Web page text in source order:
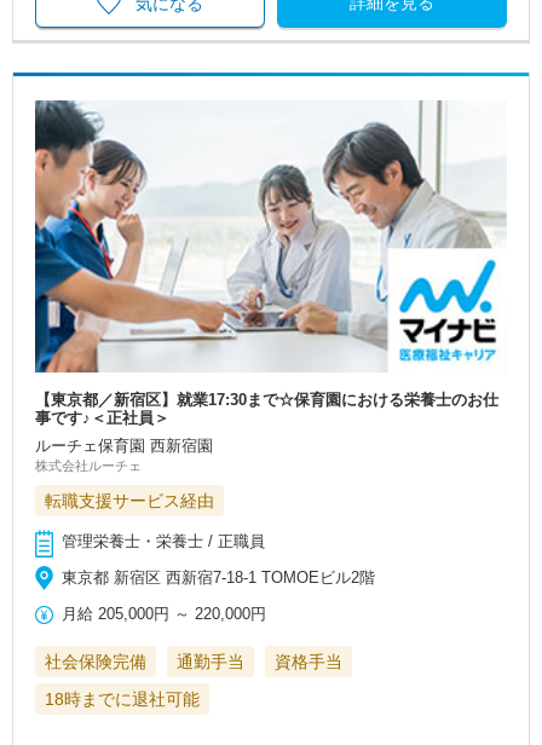
気になる
【東京都／新宿区】就業17:30まで☆保育園における栄養士のお仕
事です♪＜正社員＞
ルーチェ保育園 西新宿園
株式会社ルーチェ
転職支援サービス経由
管理栄養士・栄養士 / 正職員
東京都 新宿区 西新宿7-18-1 TOMOEビル2階
月給 205,000円 ～ 220,000円
社会保険完備 通勤手当
資格手当
18時までに退社可能